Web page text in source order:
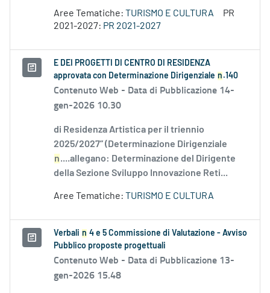
Aree Tematiche: TURISMO E CULTURA
PR
2021-2027: PR 2021-2027
E DEI PROGETTI DI CENTRO DI RESIDENZA
approvata con Determinazione Dirigenziale n .140
Contenuto Web - Data di Pubblicazione 14-
gen-2026 10.30
di Residenza Artistica per il triennio
2025/2027” (Determinazione Dirigenziale
n....allegano: Determinazione del Dirigente
della Sezione Sviluppo Innovazione Reti...
Aree Tematiche: TURISMO E CULTURA
Verbali n 4 e 5 Commissione di Valutazione - Avviso
Pubblico proposte progettuali
Contenuto Web - Data di Pubblicazione 13-
gen-2026 15.48